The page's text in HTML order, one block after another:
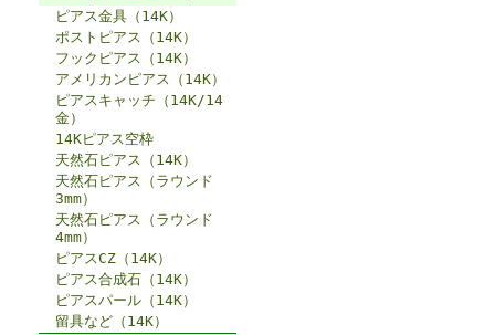
ピアス金具（14K）
ポストピアス（14K）
フックピアス（14K）
アメリカンピアス（14K）
ピアスキャッチ（14K/14
金）
14Kピアス空枠
天然石ピアス（14K）
天然石ピアス（ラウンド
3mm）
天然石ピアス（ラウンド
4mm）
ピアスCZ（14K）
ピアス合成石（14K）
ピアスパール（14K）
留具など（14K）